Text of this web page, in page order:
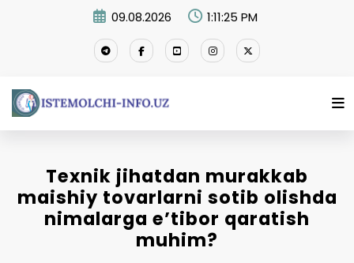
09.08.2026 1:11:26 PM
Texnik jihatdan murakkab
maishiy tovarlarni sotib olishda
nimalarga e’tibor qaratish
muhim?